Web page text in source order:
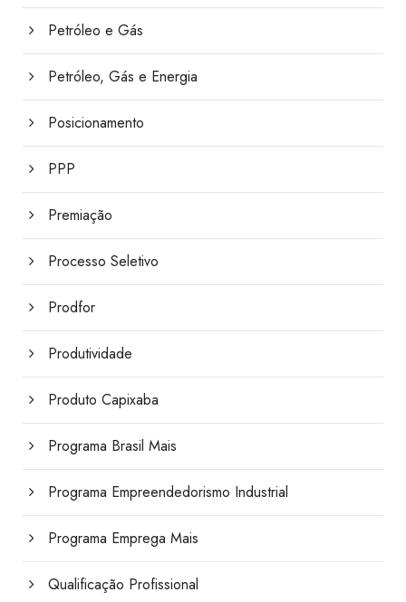
Petróleo e Gás
Petróleo, Gás e Energia
Posicionamento
PPP
Premiação
Processo Seletivo
Prodfor
Produtividade
Produto Capixaba
Programa Brasil Mais
Programa Empreendedorismo Industrial
Programa Emprega Mais
Qualificação Profissional